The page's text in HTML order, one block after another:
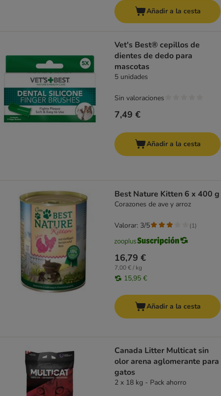
Añadir a la cesta
Vet's Best® cepillos de
dientes de dedo para
mascotas
5 unidades
7,49 €
Sin valoraciones
Añadir a la cesta
Best Nature Kitten 6 x 400 g
Corazones de ave y arroz
16,79 €
7,00 € / kg
15,95 €
Valorar: 3/5 (1)
Añadir a la cesta
Canada Litter Multicat sin
olor arena aglomerante para
gatos
2 x 18 kg - Pack ahorro